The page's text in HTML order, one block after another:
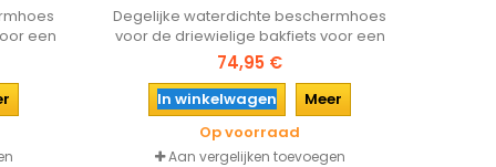
een
en
de
Degelijke waterdichte beschermhoes
voor de driewielige bakfiets voor een
maximale bescherming tegen vuil en
vocht. De fietshoes past over de brede
driewiel bakfietsen en is eenvoudig
middels een band te sluiten aan de
onderzijde.
74,95 €
In winkelwagen
Meer
Op voorraad
Aan vergelijken toevoegen